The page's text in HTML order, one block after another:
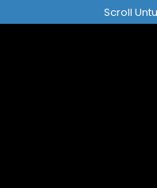
ke
Scroll